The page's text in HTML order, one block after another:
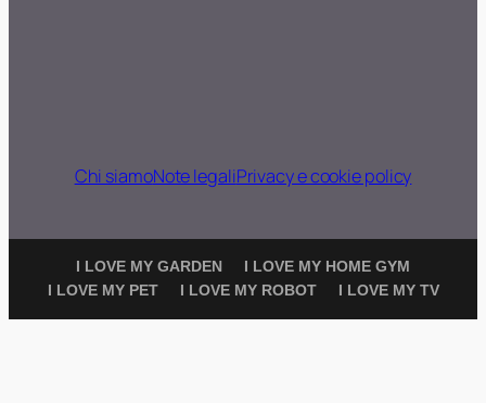
Chi siamoNote legaliPrivacy e cookie policy
I LOVE MY GARDEN
I LOVE MY HOME GYM
I LOVE MY PET
I LOVE MY ROBOT I LOVE MY TV